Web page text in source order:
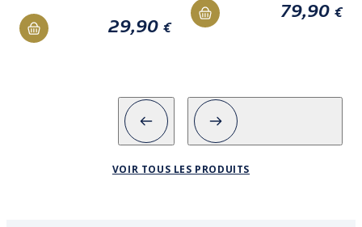
29,90 €
79,90 €
VOIR TOUS LES PRODUITS